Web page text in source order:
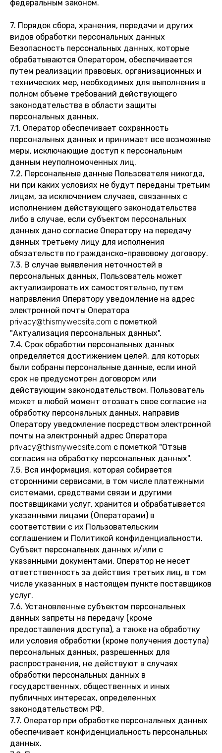
федеральным законом.
7. Порядок сбора, хранения, передачи и других
видов обработки персональных данных
Безопасность персональных данных, которые
обрабатываются Оператором, обеспечивается
путем реализации правовых, организационных и
технических мер, необходимых для выполнения в
полном объеме требований действующего
законодательства в области защиты
персональных данных.
7.1. Оператор обеспечивает сохранность
персональных данных и принимает все возможные
меры, исключающие доступ к персональным
данным неуполномоченных лиц.
7.2. Персональные данные Пользователя никогда,
ни при каких условиях не будут переданы третьим
лицам, за исключением случаев, связанных с
исполнением действующего законодательства
либо в случае, если субъектом персональных
данных дано согласие Оператору на передачу
данных третьему лицу для исполнения
обязательств по гражданско-правовому договору.
7.3. В случае выявления неточностей в
персональных данных, Пользователь может
актуализировать их самостоятельно, путем
направления Оператору уведомление на адрес
электронной почты Оператора
privacy@thismywebsite.com с пометкой
"Актуализация персональных данных".
7.4. Срок обработки персональных данных
определяется достижением целей, для которых
были собраны персональные данные, если иной
срок не предусмотрен договором или
действующим законодательством. Пользователь
может в любой момент отозвать свое согласие на
обработку персональных данных, направив
Оператору уведомление посредством электронной
почты на электронный адрес Оператора
privacy@thismywebsite.com с пометкой "Отзыв
согласия на обработку персональных данных".
7.5. Вся информация, которая собирается
сторонними сервисами, в том числе платежными
системами, средствами связи и другими
поставщиками услуг, хранится и обрабатывается
указанными лицами (Операторами) в
соответствии с их Пользовательским
соглашением и Политикой конфиденциальности.
Субъект персональных данных и/или с
указанными документами. Оператор не несет
ответственность за действия третьих лиц, в том
числе указанных в настоящем пункте поставщиков
услуг.
7.6. Установленные субъектом персональных
данных запреты на передачу (кроме
предоставления доступа), а также на обработку
или условия обработки (кроме получения доступа)
персональных данных, разрешенных для
распространения, не действуют в случаях
обработки персональных данных в
государственных, общественных и иных
публичных интересах, определенных
законодательством РФ.
7.7. Оператор при обработке персональных данных
обеспечивает конфиденциальность персональных
данных.